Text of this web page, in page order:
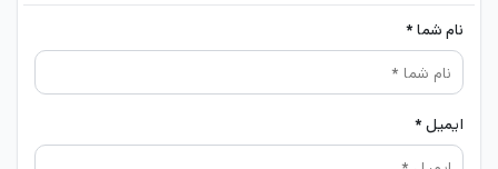
نام شما *
ایمیل *